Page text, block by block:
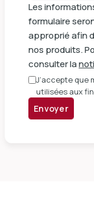
Les
formulaire
approprié afin
nos produits.
consulter la
J’accepte que
utilisées aux
Envoyer